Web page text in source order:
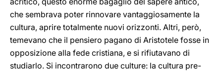
che sembrava poter rinnovare vantaggiosamente la
cultura, aprire totalmente nuovi orizzonti. Altri, però,
temevano che il pensiero pagano di Aristotele fosse in
opposizione alla fede cristiana, e si rifiutavano di
studiarlo. Si incontrarono due culture: la cultura pre-